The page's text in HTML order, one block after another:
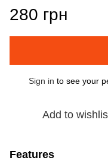
280 грн
Sign in to see your
Add to
Features